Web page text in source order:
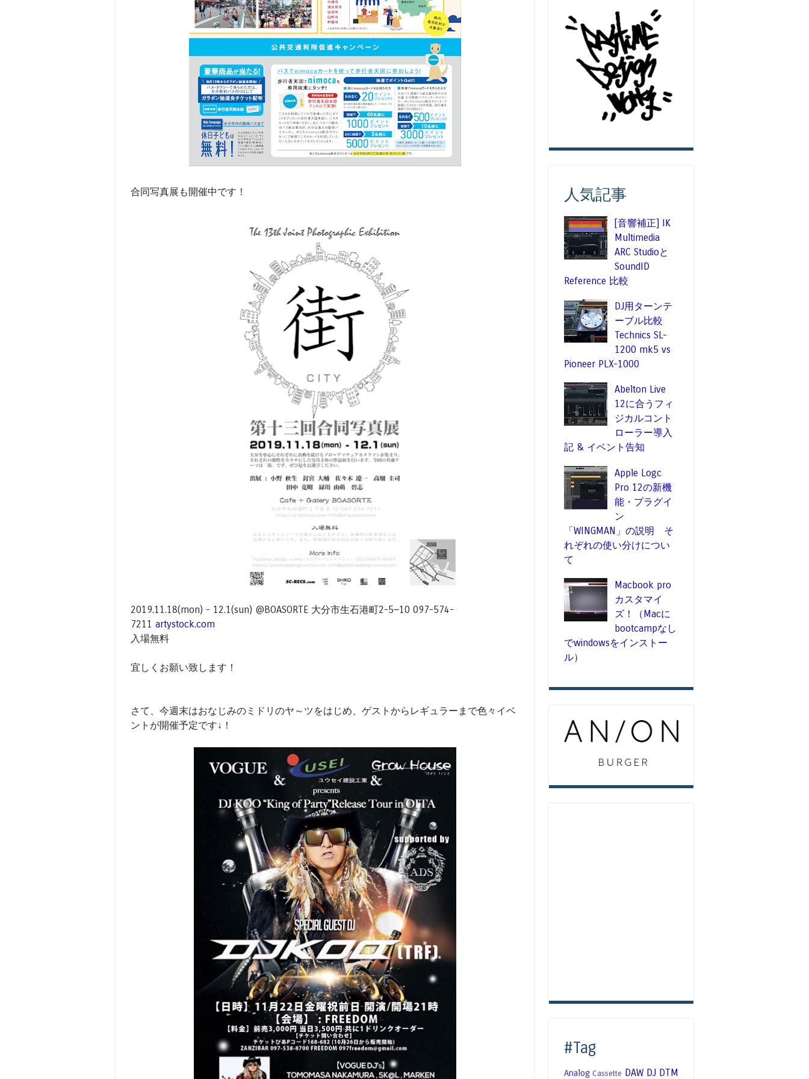
合同写真展も開催中です！
2019.11.18(mon) - 12.1(sun) @BOASORTE 大分市生石港町2-5−10 097-574-
7211 artystock.com
入場無料
宜しくお願い致します！
さて、今週末はおなじみのミドリのヤ～ツをはじめ、ゲストからレギュラーまで色々イベ
ントが開催予定です↓！
人気記事
[音響補正] IK
Multimedia
ARC Studioと
SoundID
Reference 比較
DJ用ターンテ
ーブル比較
Technics SL-
1200 mk5 vs
Pioneer PLX-1000
Abelton Live
12に合うフィ
ジカルコント
ローラー導入
記 & イベント告知
Apple Logc
Pro 12の新機
能・プラグイ
ン
「WINGMAN」の説明 そ
れぞれの使い分けについ
て
Macbook pro
カスタマイ
ズ！（Macに
bootcampなし
でwindowsをインストー
ル）
#Tag
Analog Cassette DAW DJ DTM